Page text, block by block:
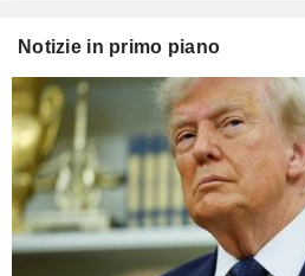
Notizie in primo piano